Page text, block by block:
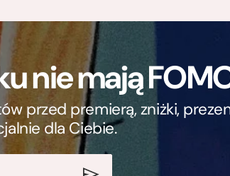
nie mają
przed premierą, zniżki,
dla Ciebie.